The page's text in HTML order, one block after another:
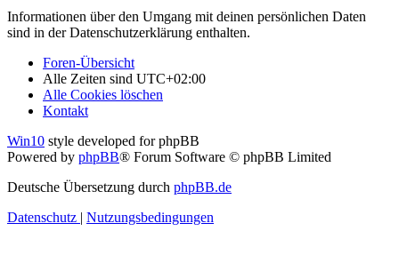
Informationen über den Umgang mit deinen persönlichen Daten
sind in der Datenschutzerklärung enthalten.
Foren-Übersicht
Alle Zeiten sind UTC+02:00
Alle Cookies löschen
Kontakt
Win10 style developed for phpBB
Powered by phpBB® Forum Software © phpBB Limited
Deutsche Übersetzung durch phpBB.de
Datenschutz
Nutzungsbedingungen